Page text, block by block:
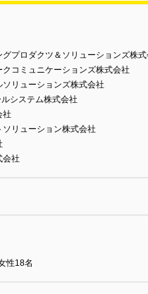
プロダクツ＆ソリューションズ株式
コミュニケーションズ株式会社
リューションズ株式会社
システム株式会社
社
リューション株式会社
社
性18名